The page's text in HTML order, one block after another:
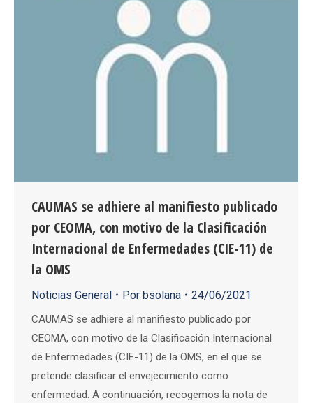
CAUMAS se adhiere al manifiesto publicado
por CEOMA, con motivo de la Clasificación
Internacional de Enfermedades (CIE-11) de
la OMS
Noticias General Por bsolana 24/06/2021
CAUMAS se adhiere al manifiesto publicado por
CEOMA, con motivo de la Clasificación Internacional
de Enfermedades (CIE-11) de la OMS, en el que se
pretende clasificar el envejecimiento como
enfermedad. A continuación, recogemos la nota de